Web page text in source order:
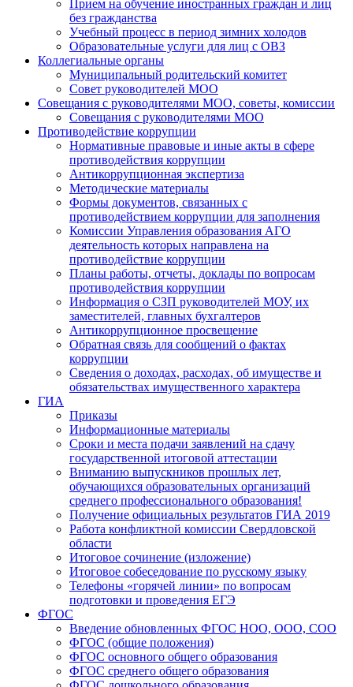
Прием на обучение иностранных граждан и лиц
без гражданства
Учебный процесс в период зимних холодов
Образовательные услуги для лиц с ОВЗ
Коллегиальные органы
Муниципальный родительский комитет
Совет руководителей МОО
Совещания с руководителями МОО, советы, комиссии
Совещания с руководителями МОО
Противодействие коррупции
Нормативные правовые и иные акты в сфере
противодействия коррупции
Антикоррупционная экспертиза
Методические материалы
Формы документов, связанных с
противодействием коррупции для заполнения
Комиссии Управления образования АГО
деятельность которых направлена на
противодействие коррупции
Планы работы, отчеты, доклады по вопросам
противодействия коррупции
Информация о СЗП руководителей МОУ, их
заместителей, главных бухгалтеров
Антикоррупционное просвещение
Обратная связь для сообщений о фактах
коррупции
Сведения о доходах, расходах, об имуществе и
обязательствах имущественного характера
ГИА
Приказы
Информационные материалы
Сроки и места подачи заявлений на сдачу
государственной итоговой аттестации
Вниманию выпускников прошлых лет,
обучающихся образовательных организаций
среднего профессионального образования!
Получение официальных результатов ГИА 2019
Работа конфликтной комиссии Свердловской
области
Итоговое сочинение (изложение)
Итоговое собеседование по русскому языку
Телефоны «горячей линии» по вопросам
подготовки и проведения ЕГЭ
ФГОС
Введение обновленных ФГОС НОО, ООО, СОО
ФГОС (общие положения)
ФГОС основного общего образования
ФГОС среднего общего образования